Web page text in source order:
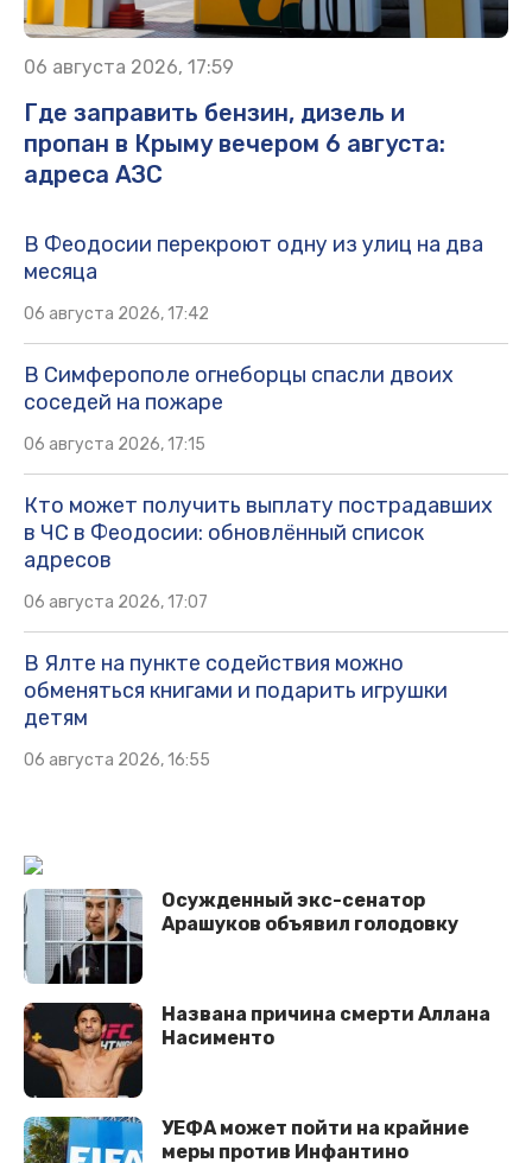
06 августа 2026, 17:59
Где заправить бензин, дизель и
пропан в Крыму вечером 6 августа:
адреса АЗС
В Феодосии перекроют одну из улиц на два
месяца
06 августа 2026, 17:42
В Симферополе огнеборцы спасли двоих
соседей на пожаре
06 августа 2026, 17:15
Кто может получить выплату пострадавших
в ЧС в Феодосии: обновлённый список
адресов
06 августа 2026, 17:07
В Ялте на пункте содействия можно
обменяться книгами и подарить игрушки
детям
06 августа 2026, 16:55
Осужденный экс-сенатор
Арашуков объявил голодовку
Названа причина смерти Аллана
Насименто
УЕФА может пойти на крайние
меры против Инфантино